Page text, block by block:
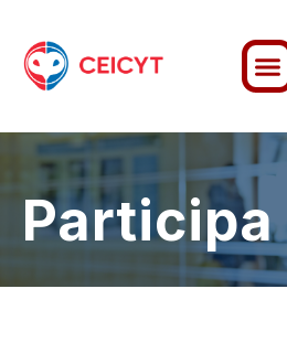
content
Participa